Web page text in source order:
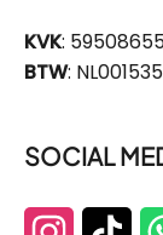
KVK:
BTW:
SOCIAL